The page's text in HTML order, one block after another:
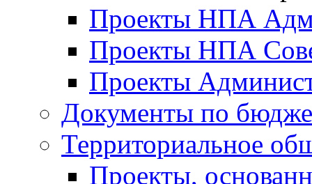
Проекты НПА
Проекты НПА
Проекты
Документы по
Территориальное
Проекты,